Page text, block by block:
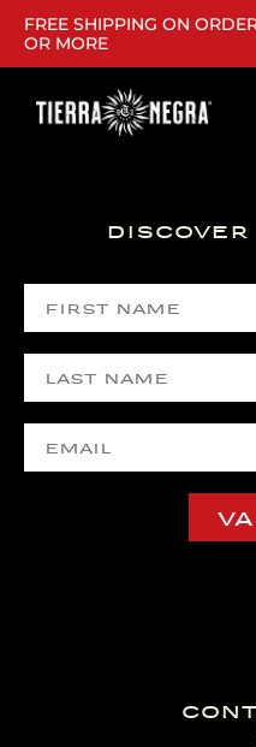
FREE SHIPPING ON
OR MORE
discover